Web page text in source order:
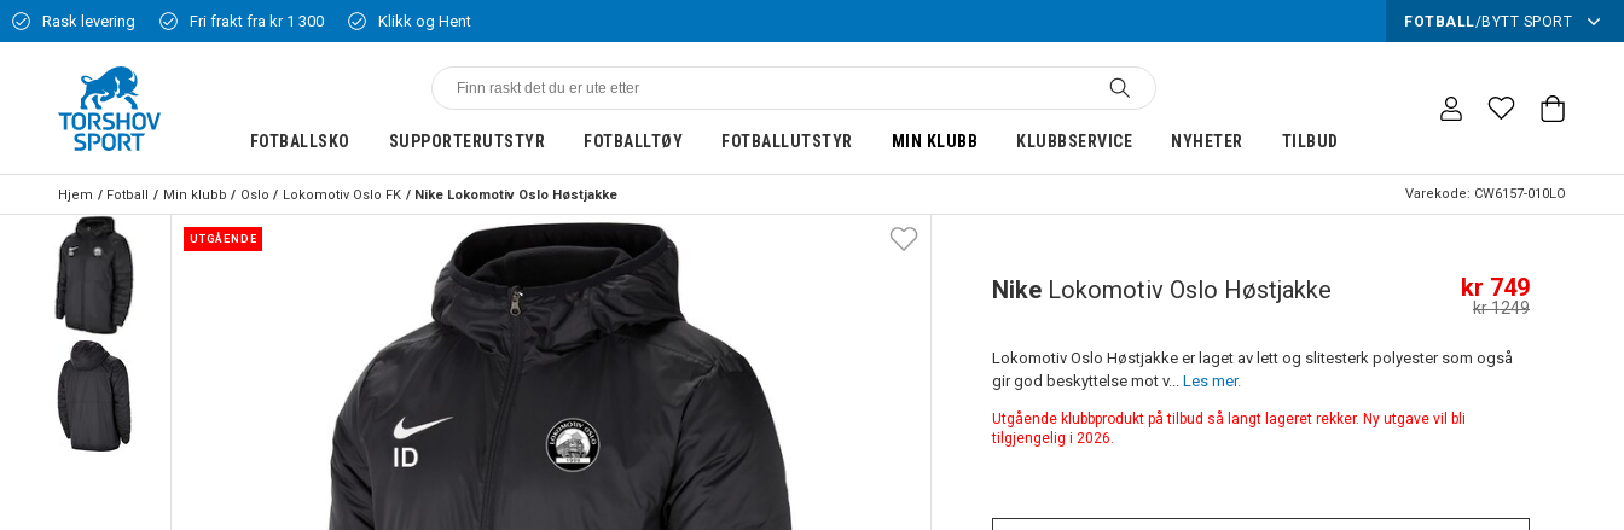
Rask levering Fri frakt fra kr 1 300 Klikk og Hent FOTBALL/BYTT SPORT
FOTBALLSKO SUPPORTERUTSTYR FOTBALLTØY FOTBALLUTSTYR MIN KLUBB KLUBBSERVICE NYHETER TILBUD
Hjem Fotball Min klubb Oslo Lokomotiv Oslo FK Nike Lokomotiv Oslo Høstjakke Varekode: CW6157-010LO
UTGÅENDE
Nike Lokomotiv Oslo Høstjakke kr 749
kr 1249
Lokomotiv Oslo Høstjakke er laget av lett og slitesterk polyester som også
gir god beskyttelse mot v... Les mer.
Utgående klubbprodukt på tilbud så langt lageret rekker. Ny utgave vil bli
tilgjengelig i 2026.